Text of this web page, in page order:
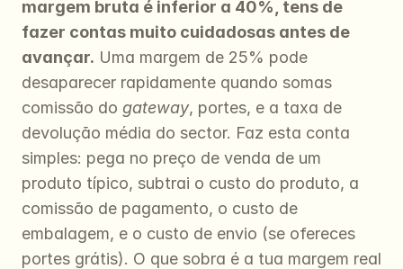
margem bruta é inferior a 40%, tens de
fazer contas muito cuidadosas antes de
avançar. Uma margem de 25% pode
desaparecer rapidamente quando somas
comissão do gateway, portes, e a taxa de
devolução média do sector. Faz esta conta
simples: pega no preço de venda de um
produto típico, subtrai o custo do produto, a
comissão de pagamento, o custo de
embalagem, e o custo de envio (se ofereces
portes grátis). O que sobra é a tua margem real